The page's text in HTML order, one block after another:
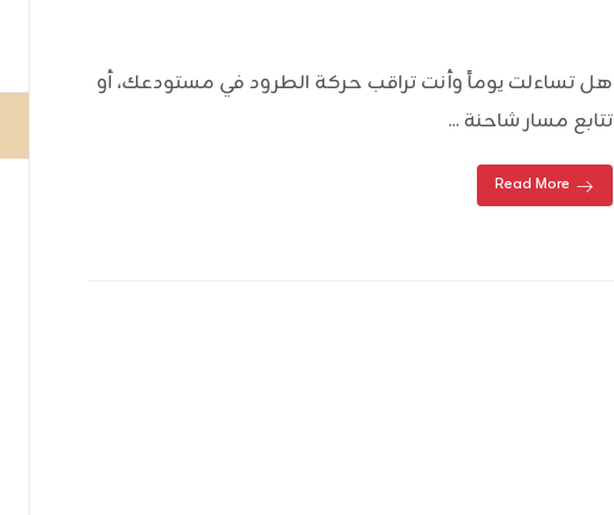
هل تساءلت يوماً وأنت تراقب حركة الطرود في مستودعك، أو
تتابع مسار شاحنة ...
Read More